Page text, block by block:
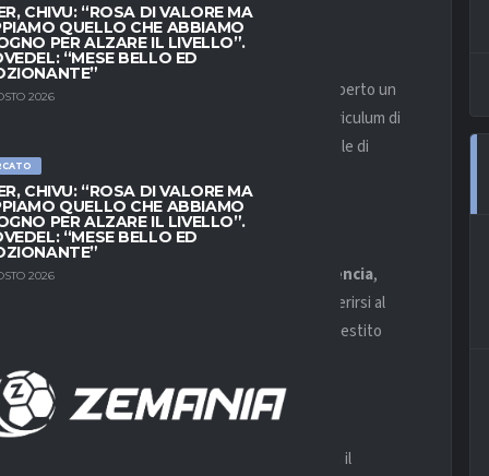
CHIVU: “ROSA DI VALORE MA
QUELLO CHE ABBIAMO
PER ALZARE IL LIVELLO”.
“MESE BELLO ED
2026
CHIVU: “ROSA DI VALORE MA
QUELLO CHE ABBIAMO
PER ALZARE IL LIVELLO”.
“MESE BELLO ED
2026
l’infortunio di
, che ha lasciato scoperto un
di
, portiere dal curriculum di
una soluzione immediata e affidabile per il finale di
premier league Valencia,
il club spagnolo resta fino al 2014, prima di trasferirsi al
del campionato. Nel corso della carriera ha vestito
tra i pali.
un accordo fino al 30 giugno 2026. Indosserà il